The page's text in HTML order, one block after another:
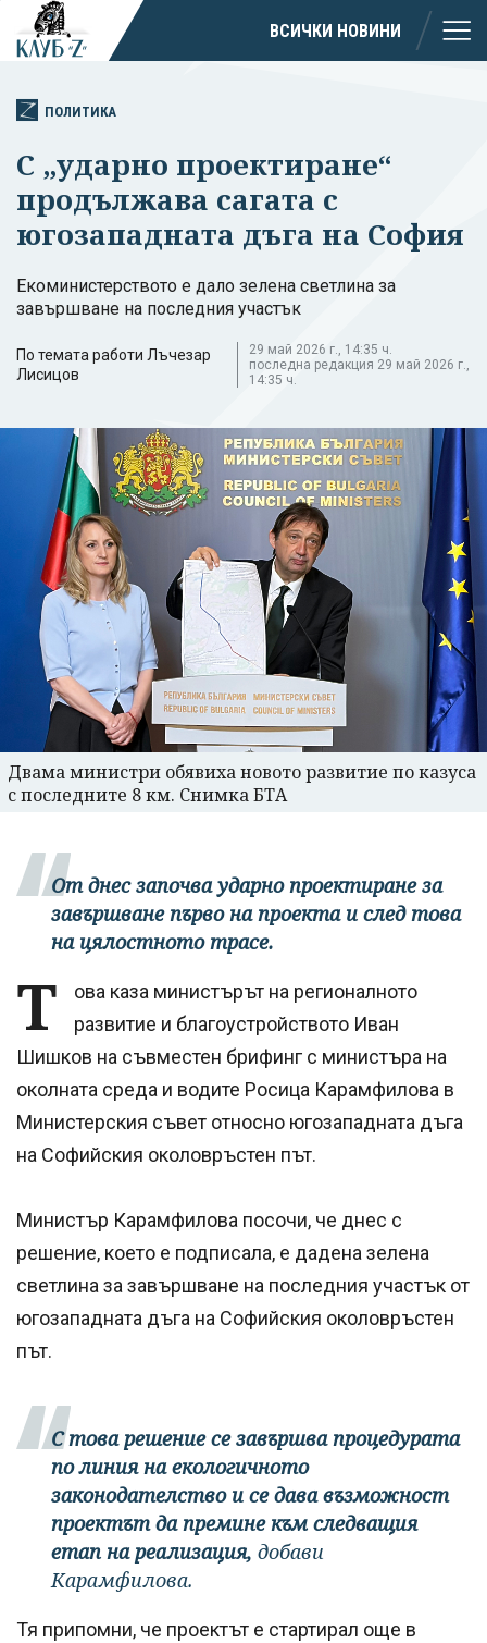
ВСИЧКИ НОВИНИ
ПОЛИТИКА
С „ударно проектиране“
продължава сагата с
югозападната дъга на София
Екоминистерството е дало зелена светлина за
завършване на последния участък
По темата работи Лъчезар
Лисицов
29 май 2026 г., 14:35 ч.
последна редакция 29 май 2026 г.,
14:35 ч.
Двама министри обявиха новото развитие по казуса
с последните 8 км. Снимка БТА
От днес започва ударно проектиране за
завършване първо на проекта и след това
на цялостното трасе.
Т
ова каза министърът на регионалното
развитие и благоустройството Иван
Шишков на съвместен брифинг с министъра на
околната среда и водите Росица Карамфилова в
Министерския съвет относно югозападната дъга
на Софийския околовръстен път.
Министър Карамфилова посочи, че днес с
решение, което е подписала, е дадена зелена
светлина за завършване на последния участък от
югозападната дъга на Софийския околовръстен
път.
С това решение се завършва процедурата
по линия на екологичното
законодателство и се дава възможност
проектът да премине към следващия
етап на реализация, добави
Карамфилова.
Тя припомни, че проектът е стартирал още в